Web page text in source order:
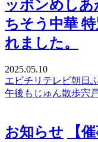
ッポンめし
ちそう中華
れました。
2025.05.10
エビチリ テレビ朝日
午後もじゅん散歩宍
お知らせ
【